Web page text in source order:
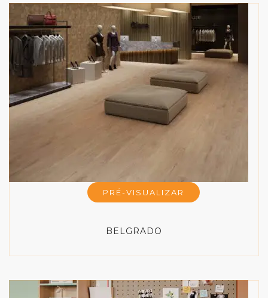
PRÉ-VISUALIZAR
BELGRADO